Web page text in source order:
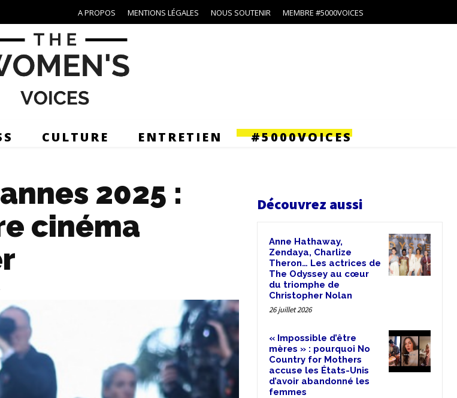
A PROPOS MENTIONS LÉGALES NOUS SOUTENIR MEMBRE #5000VOICES
CULTURE ENTRETIEN #5000VOICES
2025 :
cinéma
Découvrez aussi
Anne Hathaway,
Zendaya, Charlize
Theron… Les actrices de
The Odyssey au cœur
du triomphe de
Christopher Nolan
26 juillet 2026
« Impossible d’être
mères » : pourquoi No
Country for Mothers
accuse les États-Unis
d’avoir abandonné les
femmes